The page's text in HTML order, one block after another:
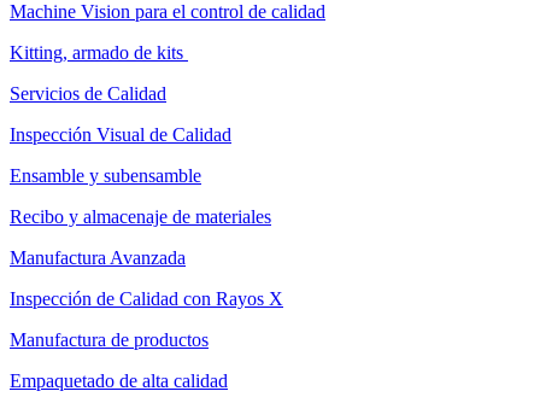
Machine Vision para el control de calidad
Kitting, armado de kits
Servicios de Calidad
Inspección Visual de Calidad
Ensamble y subensamble
Recibo y almacenaje de materiales
Manufactura Avanzada
Inspección de Calidad con Rayos X
Manufactura de productos
Empaquetado de alta calidad